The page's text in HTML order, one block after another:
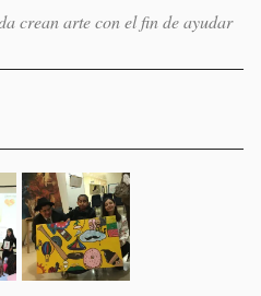
crean arte con el fin de ayudar